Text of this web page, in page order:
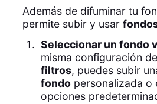
Además de difuminar tu
permite subir y usar
Seleccionar un fondo
misma configuración de
filtros, puedes subir
fondo personalizada o
opciones